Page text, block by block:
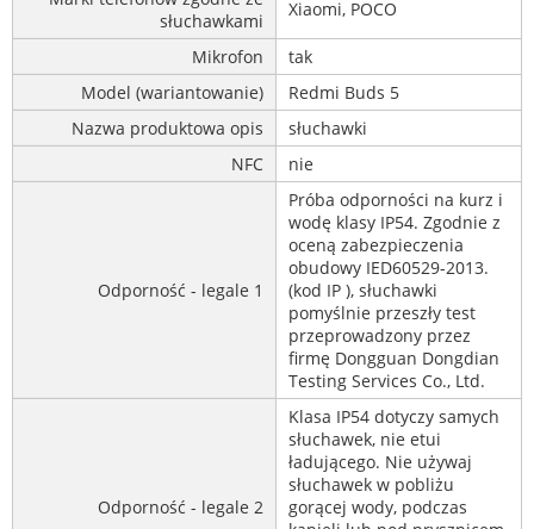
słuchawkami
Xiaomi, POCO
Mikrofon
tak
Model (wariantowanie)
Redmi Buds 5
Nazwa produktowa opis
słuchawki
NFC
nie
Odporność - legale 1
Próba odporności na kurz i
wodę klasy IP54. Zgodnie z
oceną zabezpieczenia
obudowy IED60529-2013.
(kod IP ), słuchawki
pomyślnie przeszły test
przeprowadzony przez
firmę Dongguan Dongdian
Testing Services Co., Ltd.
Odporność - legale 2
Klasa IP54 dotyczy samych
słuchawek, nie etui
ładującego. Nie używaj
słuchawek w pobliżu
gorącej wody, podczas